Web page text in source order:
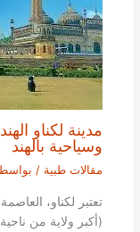
مدينة لكناو
وسياحية بالهند
مقالات طبية /
تعتبر لكناو،
(أكبر ولاية من